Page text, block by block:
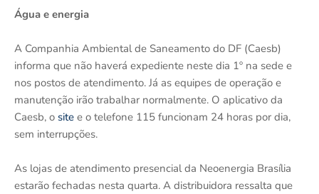
Água e energia
A Companhia Ambiental de Saneamento do DF (Caesb)
informa que não haverá expediente neste dia 1º na sede e
nos postos de atendimento. Já as equipes de operação e
manutenção irão trabalhar normalmente. O aplicativo da
Caesb, o site e o telefone 115 funcionam 24 horas por dia,
sem interrupções.
As lojas de atendimento presencial da Neoenergia Brasília
estarão fechadas nesta quarta. A distribuidora ressalta que